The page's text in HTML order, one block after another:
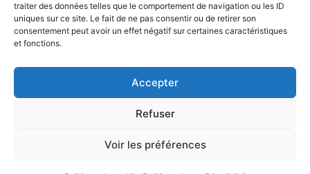
traiter des données telles que le comportement de navigation ou les ID
uniques sur ce site. Le fait de ne pas consentir ou de retirer son
consentement peut avoir un effet négatif sur certaines caractéristiques
et fonctions.
Accepter
Refuser
Voir les préférences
S'inscrire à la newsletter
pouvez vous désinscrire à tout moment à travers le lien de